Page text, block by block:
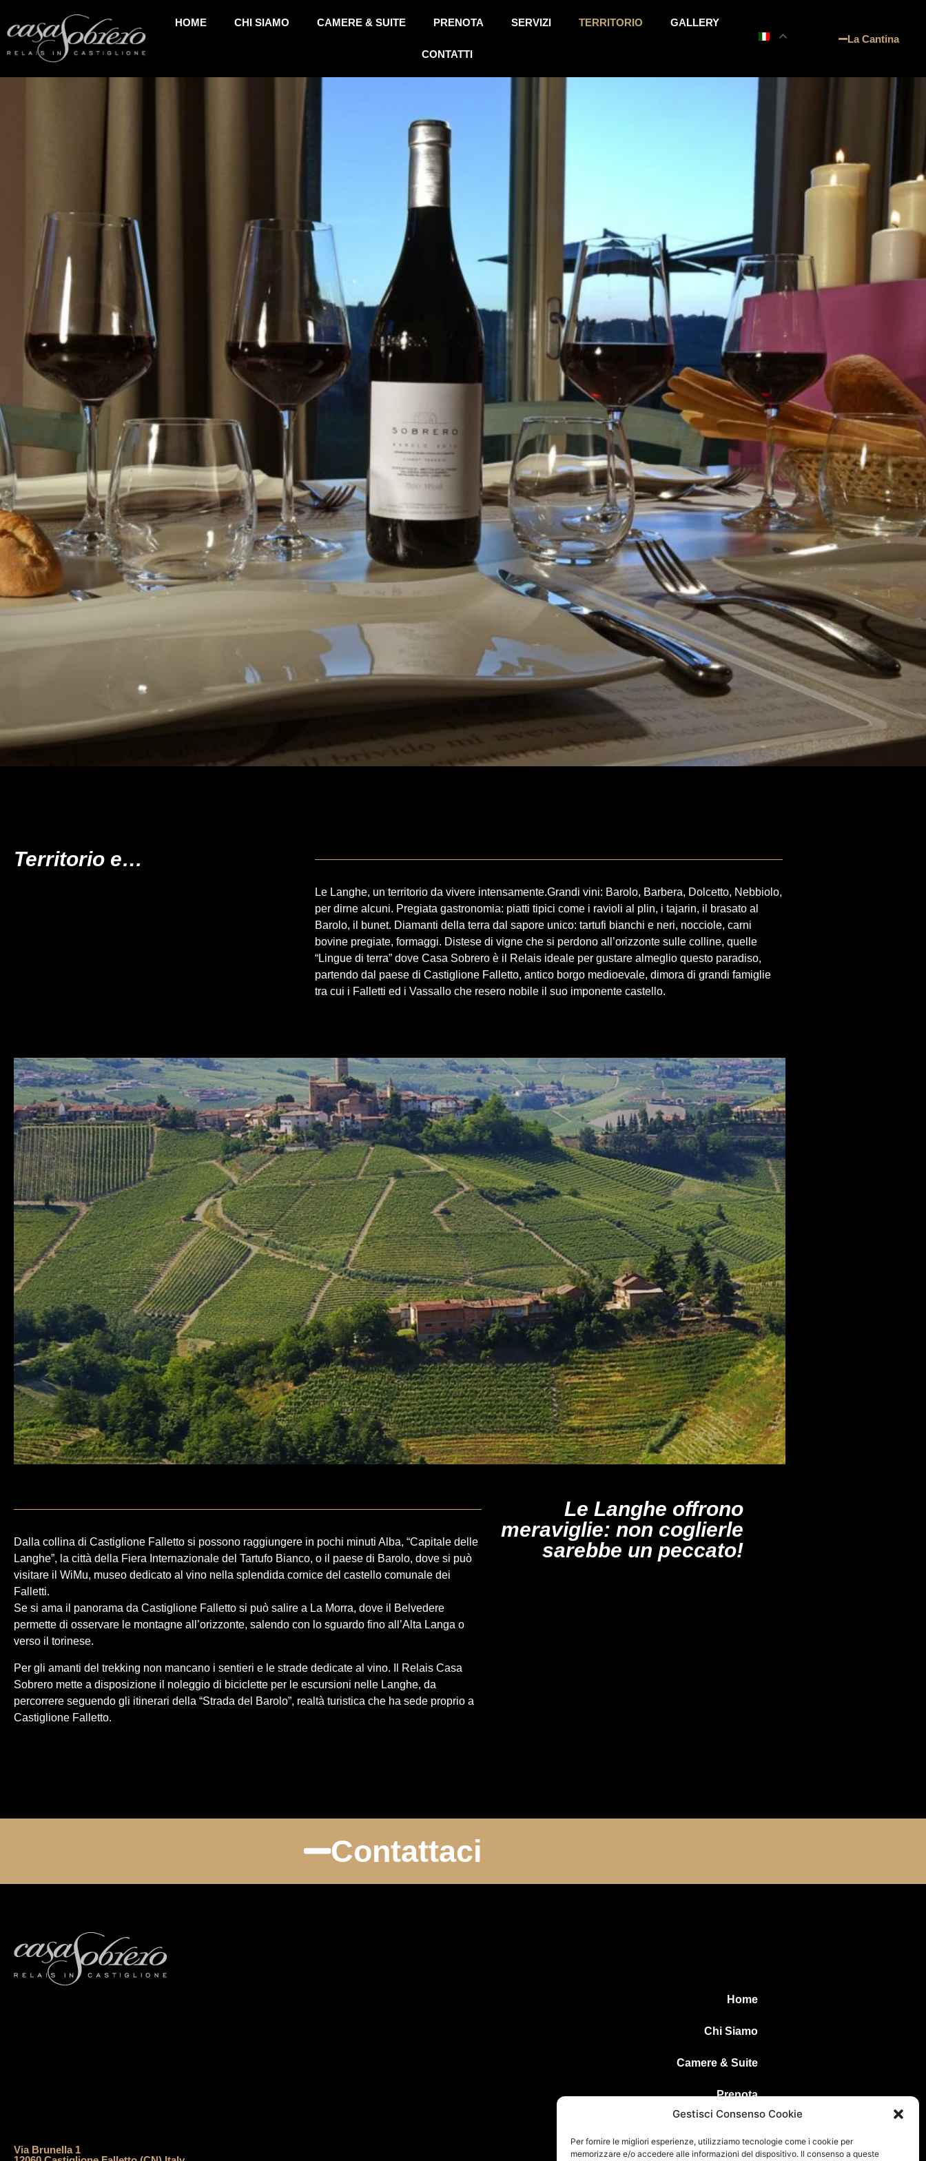
Gestisci Consenso Cookie
Per fornire le migliori esperienze, utilizziamo tecnologie come i cookie per
memorizzare e/o accedere alle informazioni del dispositivo. Il consenso a queste
HOME CHI SIAMO CAMERE & SUITE PRENOTA SERVIZI TERRITORIO GALLERY
CONTATTI
La Cantina
Territorio e…
Le Langhe, un territorio da vivere intensamente.Grandi vini: Barolo, Barbera, Dolcetto, Nebbiolo,
per dirne alcuni. Pregiata gastronomia: piatti tipici come i ravioli al plin, i tajarin, il brasato al
Barolo, il bunet. Diamanti della terra dal sapore unico: tartufi bianchi e neri, nocciole, carni
bovine pregiate, formaggi. Distese di vigne che si perdono all’orizzonte sulle colline, quelle
“Lingue di terra” dove Casa Sobrero è il Relais ideale per gustare almeglio questo paradiso,
partendo dal paese di Castiglione Falletto, antico borgo medioevale, dimora di grandi famiglie
tra cui i Falletti ed i Vassallo che resero nobile il suo imponente castello.
Dalla collina di Castiglione Falletto si possono raggiungere in pochi minuti Alba, “Capitale delle
Langhe”, la città della Fiera Internazionale del Tartufo Bianco, o il paese di Barolo, dove si può
visitare il WiMu, museo dedicato al vino nella splendida cornice del castello comunale dei
Falletti.
Se si ama il panorama da Castiglione Falletto si può salire a La Morra, dove il Belvedere
permette di osservare le montagne all’orizzonte, salendo con lo sguardo fino all’Alta Langa o
verso il torinese.
Per gli amanti del trekking non mancano i sentieri e le strade dedicate al vino. Il Relais Casa
Sobrero mette a disposizione il noleggio di biciclette per le escursioni nelle Langhe, da
percorrere seguendo gli itinerari della “Strada del Barolo”, realtà turistica che ha sede proprio a
Castiglione Falletto.
Le Langhe offrono
meraviglie: non coglierle
sarebbe un peccato!
Contattaci
Via Brunella 1
Home
Chi Siamo
Camere & Suite
Prenota
Territorio